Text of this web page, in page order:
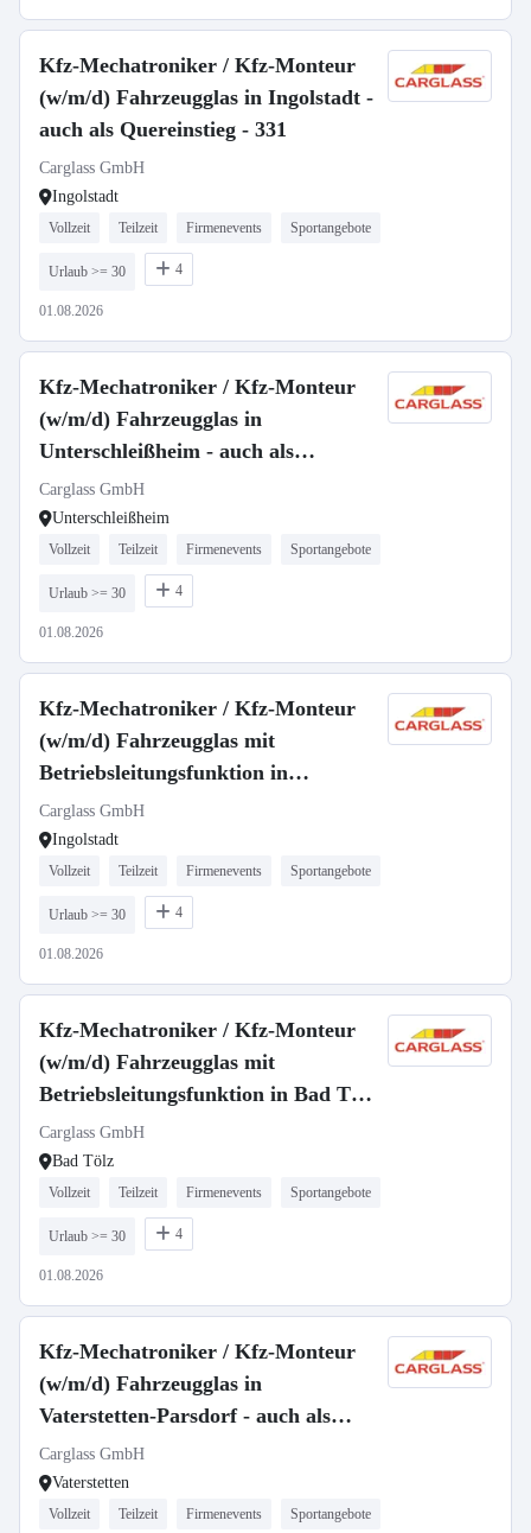
Kfz-Mechatroniker / Kfz-Monteur
(w/m/d) Fahrzeugglas in Ingolstadt -
auch als Quereinstieg - 331
Carglass GmbH
Ingolstadt
Vollzeit Teilzeit Firmenevents Sportangebote
Urlaub >= 30 4
01.08.2026
Kfz-Mechatroniker / Kfz-Monteur
(w/m/d) Fahrzeugglas in
Unterschleißheim - auch als
Quereinstieg - 3030
Carglass GmbH
Unterschleißheim
Vollzeit Teilzeit Firmenevents Sportangebote
Urlaub >= 30 4
01.08.2026
Kfz-Mechatroniker / Kfz-Monteur
(w/m/d) Fahrzeugglas mit
Betriebsleitungsfunktion in
Ingolstadt - 331
Carglass GmbH
Ingolstadt
Vollzeit Teilzeit Firmenevents Sportangebote
Urlaub >= 30 4
01.08.2026
Kfz-Mechatroniker / Kfz-Monteur
(w/m/d) Fahrzeugglas mit
Betriebsleitungsfunktion in Bad Tölz
- 3044
Carglass GmbH
Bad Tölz
Vollzeit Teilzeit Firmenevents Sportangebote
Urlaub >= 30 4
01.08.2026
Kfz-Mechatroniker / Kfz-Monteur
(w/m/d) Fahrzeugglas in
Vaterstetten-Parsdorf - auch als
Quereinstieg - 860
Carglass GmbH
Vaterstetten
Vollzeit Teilzeit Firmenevents Sportangebote